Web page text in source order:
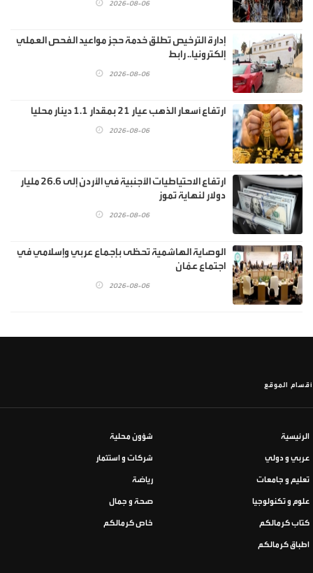
2026-08-06
إدارة الترخيص تطلق خدمة حجز مواعيد الفحص العملي
إلكترونيا.. رابط
2026-08-06
ارتفاع أسعار الذهب عيار 21 بمقدار 1.1 دينار محليا
2026-08-06
ارتفاع الاحتياطيات الأجنبية في الأردن إلى 26.6 مليار
دولار لنهاية تموز
2026-08-06
الوصاية الهاشمية تحظى بإجماع عربي وإسلامي في
اجتماع عمّان
2026-08-06
أقسام الموقع
الرئيسية شؤون محلية
عربي و دولي شركات و استثمار
تعليم و جامعات رياضة
علوم و تكنولوجيا صحة و جمال
كتاب كرمالكم خاص كرمالكم
اطباق كرمالكم